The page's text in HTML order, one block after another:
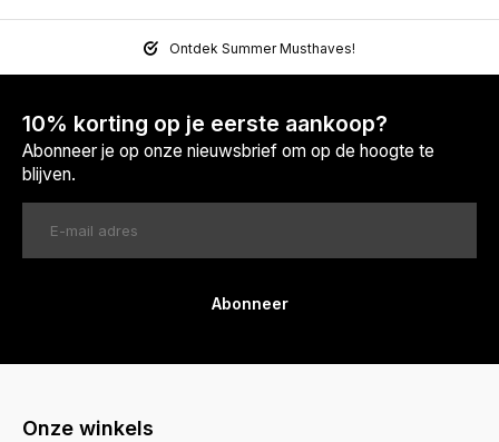
Ontdek Summer Musthaves!
10% korting op je eerste aankoop?
Abonneer je op onze nieuwsbrief om op de hoogte te
blijven.
Abonneer
Onze winkels